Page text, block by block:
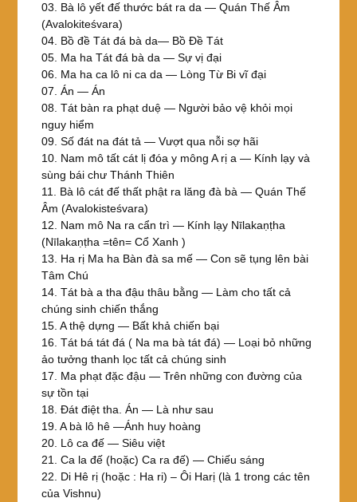
03. Bà lô yết đế thước bát ra da — Quán Thế Âm
(Avalokiteśvara)
04. Bồ đề Tát đá bà da— Bồ Đề Tát
05. Ma ha Tát đá bà da — Sự vị đại
06. Ma ha ca lô ni ca da — Lòng Từ Bi vĩ đại
07. Án — Án
08. Tát bàn ra phạt duệ — Người bảo vệ khỏi mọi
nguy hiểm
09. Số đát na đát tả — Vượt qua nỗi sợ hãi
10. Nam mô tất cát lị đóa y mông A rị a — Kính lạy và
sùng bái chư Thánh Thiên
11. Bà lô cát đế thất phật ra lăng đà bà — Quán Thế
Âm (Avalokisteśvara)
12. Nam mô Na ra cẩn trì — Kính lạy Nīlakaṇṭha
(Nīlakaṇṭha =tên= Cổ Xanh )
13. Ha rị Ma ha Bàn đà sa mế — Con sẽ tụng lên bài
Tâm Chú
14. Tát bà a tha đậu thâu bằng — Làm cho tất cả
chúng sinh chiến thắng
15. A thệ dựng — Bất khả chiến bại
16. Tát bá tát đá ( Na ma bà tát đá) — Loại bỏ những
ảo tưởng thanh lọc tất cả chúng sinh
17. Ma phạt đặc đậu — Trên những con đường của
sự tồn tại
18. Đát điệt tha. Án — Là như sau
19. A bà lô hê —Ánh huy hoàng
20. Lô ca đế — Siêu việt
21. Ca la đế (hoặc) Ca ra đế) — Chiếu sáng
22. Di Hê rị (hoặc : Ha ri) – Ôi Harị (là 1 trong các tên
của Vishnu)